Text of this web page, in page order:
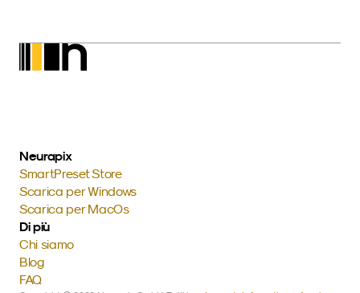
Neurapix
SmartPreset Store
Scarica per Windows
Scarica per MacOs
Di più
Chi siamo
Blog
FAQ